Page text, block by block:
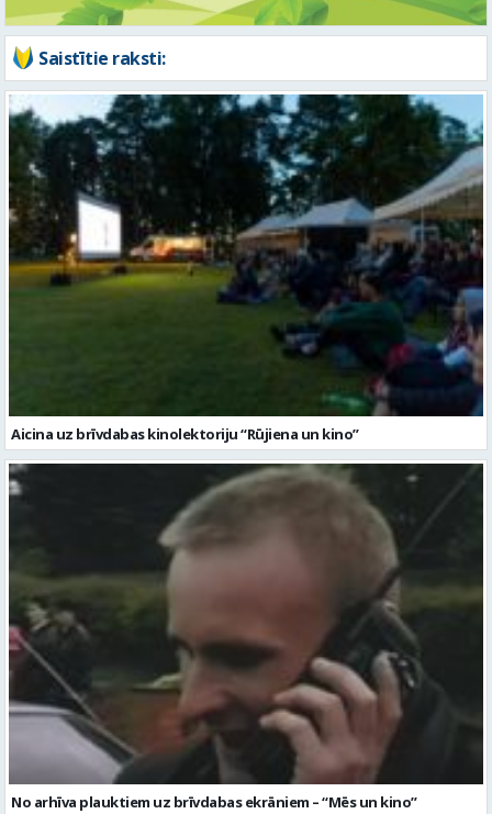
Saistītie raksti:
Aicina uz brīvdabas kinolektoriju “Rūjiena un kino”
No arhīva plauktiem uz brīvdabas ekrāniem – “Mēs un kino”